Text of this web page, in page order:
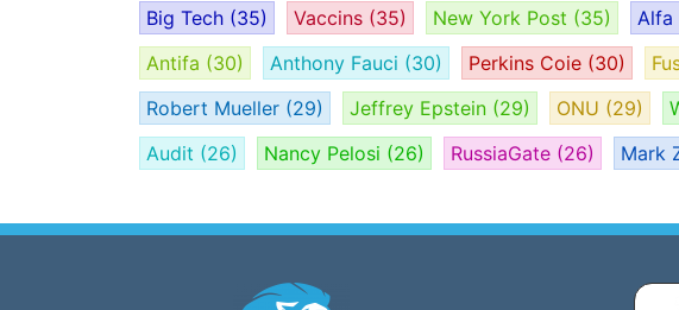
Big Tech (35) Vaccins (35) New York Post (35) Alfa
Antifa (30) Anthony Fauci (30) Perkins Coie (30)
Robert Mueller (29) Jeffrey Epstein (29) ONU (29)
Audit (26) Nancy Pelosi (26) RussiaGate (26) Mark